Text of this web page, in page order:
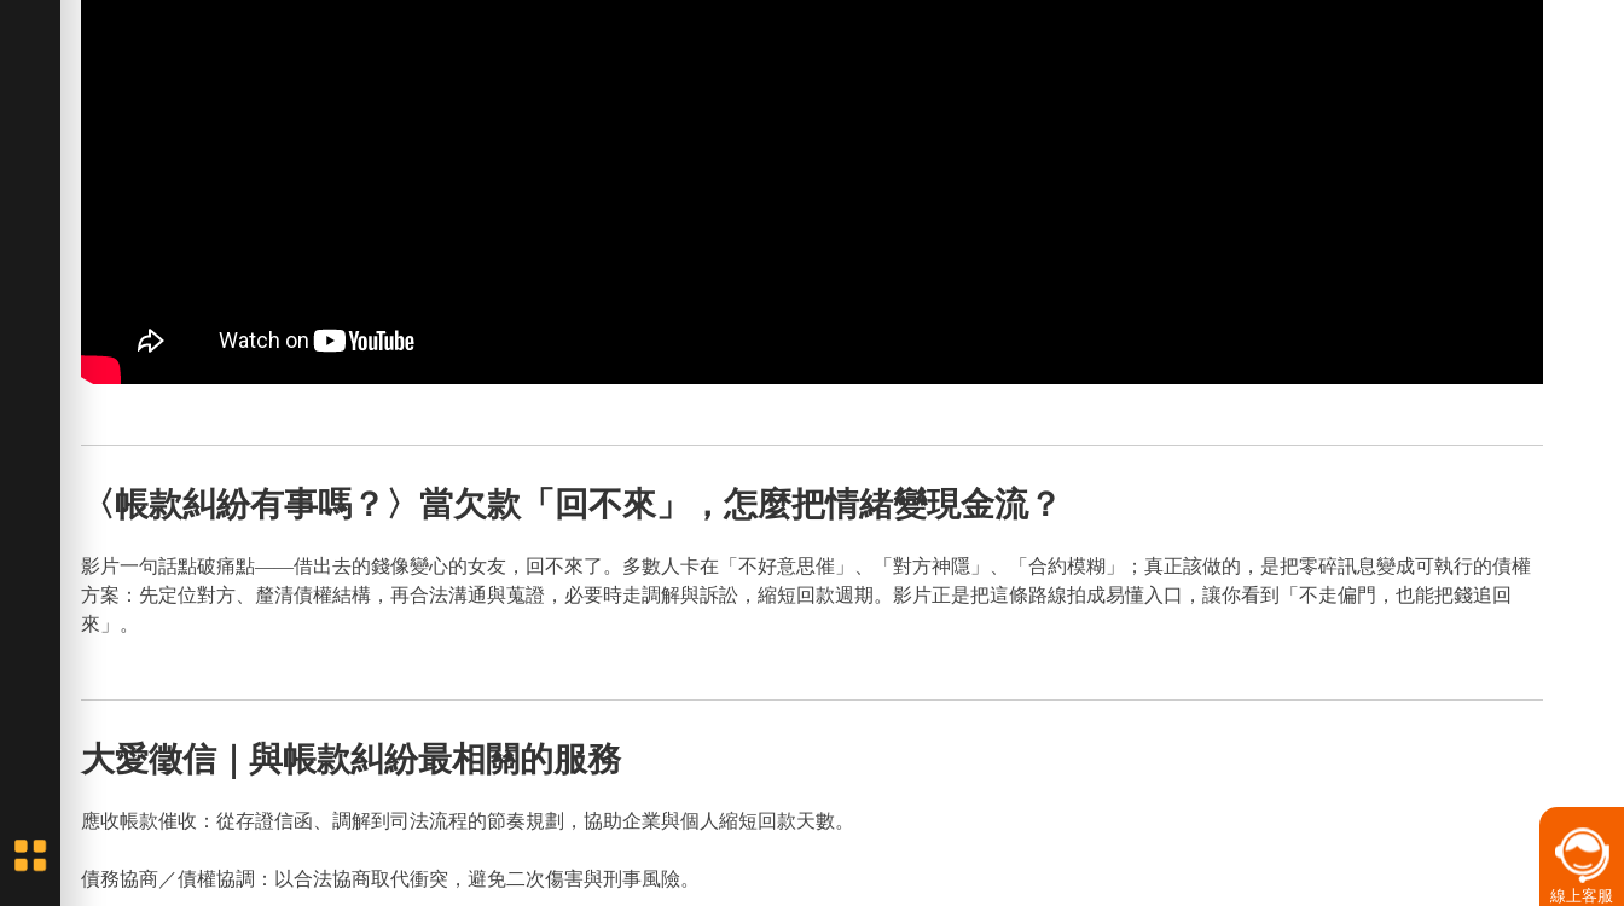
〈帳款糾紛有事嗎？〉當欠款「回不來」，怎麼把情緒變現金流？
影片一句話點破痛點——借出去的錢像變心的女友，回不來了。多數人卡在「不好意思催」、「對方神隱」、「合約模糊」；真正該做的，是把零碎訊息變成可執行的債權
方案：先定位對方、釐清債權結構，再合法溝通與蒐證，必要時走調解與訴訟，縮短回款週期。影片正是把這條路線拍成易懂入口，讓你看到「不走偏門，也能把錢追回
來」。
大愛徵信｜與帳款糾紛最相關的服務
應收帳款催收：從存證信函、調解到司法流程的節奏規劃，協助企業與個人縮短回款天數。
債務協商／債權協調：以合法協商取代衝突，避免二次傷害與刑事風險。
線上客服